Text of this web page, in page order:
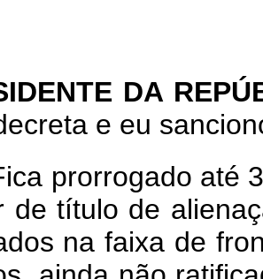
DA
e eu
prorrogado até
de título de
na faixa de